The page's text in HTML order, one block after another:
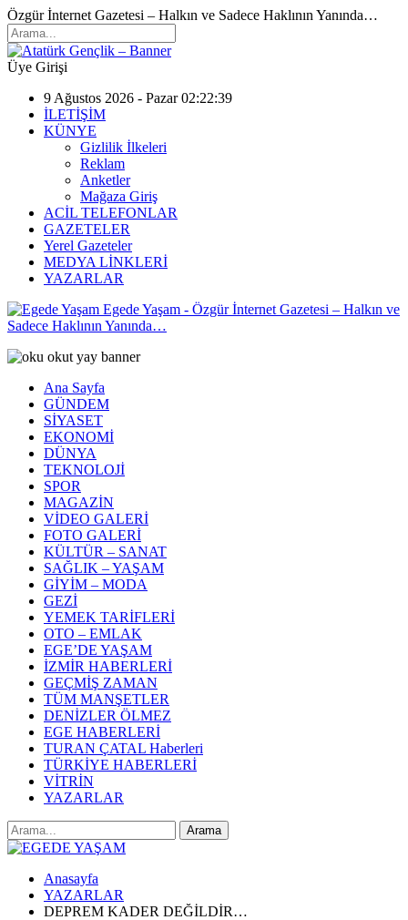
Özgür İnternet Gazetesi – Halkın ve Sadece Haklının Yanında…
Üye Girişi
9 Ağustos 2026 - Pazar 02:22:39
İLETİŞİM
KÜNYE
Gizlilik İlkeleri
Reklam
Anketler
Mağaza Giriş
ACİL TELEFONLAR
GAZETELER
Yerel Gazeteler
MEDYA LİNKLERİ
YAZARLAR
Egede Yaşam - Özgür İnternet Gazetesi – Halkın ve
Sadece Haklının Yanında…
Ana Sayfa
GÜNDEM
SİYASET
EKONOMİ
DÜNYA
TEKNOLOJİ
SPOR
MAGAZİN
VİDEO GALERİ
FOTO GALERİ
KÜLTÜR – SANAT
SAĞLIK – YAŞAM
GİYİM – MODA
GEZİ
YEMEK TARİFLERİ
OTO – EMLAK
EGE’DE YAŞAM
İZMİR HABERLERİ
GEÇMİŞ ZAMAN
TÜM MANŞETLER
DENİZLER ÖLMEZ
EGE HABERLERİ
TURAN ÇATAL Haberleri
TÜRKİYE HABERLERİ
VİTRİN
YAZARLAR
Anasayfa
YAZARLAR
DEPREM KADER DEĞİLDİR…